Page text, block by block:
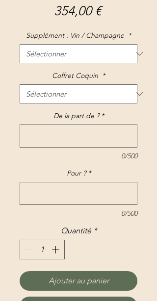
354,00 €Prix
Supplément : Vin / Champagne *
Coffret Coquin *
De la part de ? *
0/500
Pour ? *
0/500
Quantité *
Ajouter au panier